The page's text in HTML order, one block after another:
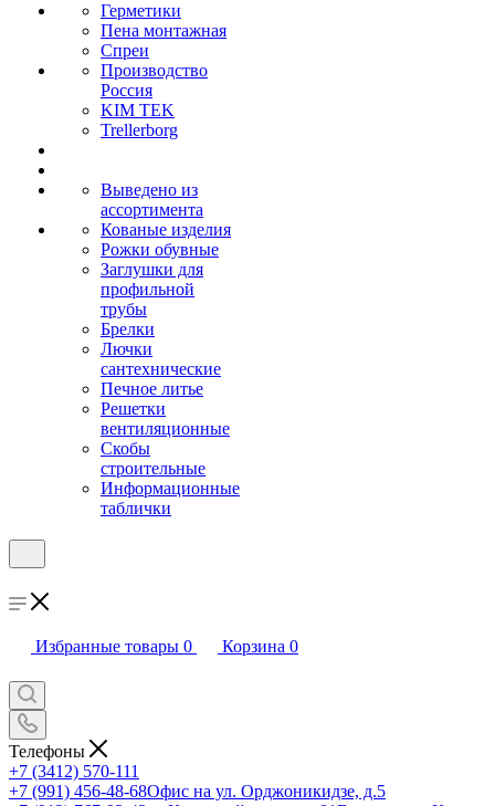
Герметики
Пена монтажная
Спреи
Производство
Россия
KIM TEK
Trellerborg
Выведено из
ассортимента
Кованые изделия
Рожки обувные
Заглушки для
профильной
трубы
Брелки
Лючки
сантехнические
Печное литье
Решетки
вентиляционные
Скобы
строительные
Информационные
таблички
Избранные товары 0 Корзина 0
Телефоны
+7 (3412) 570-111
+7 (991) 456-48-68Офис на ул. Орджоникидзе, д.5